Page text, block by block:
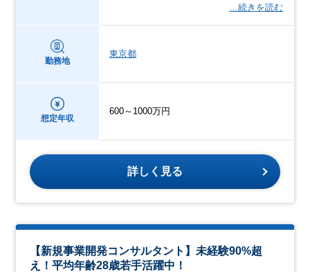
…続きを読む
勤務地
東京都
想定年収
600～1000万円
詳しく見る
【新規事業開発コンサルタント】未経験90%超
え！平均年齢28歳若手活躍中！